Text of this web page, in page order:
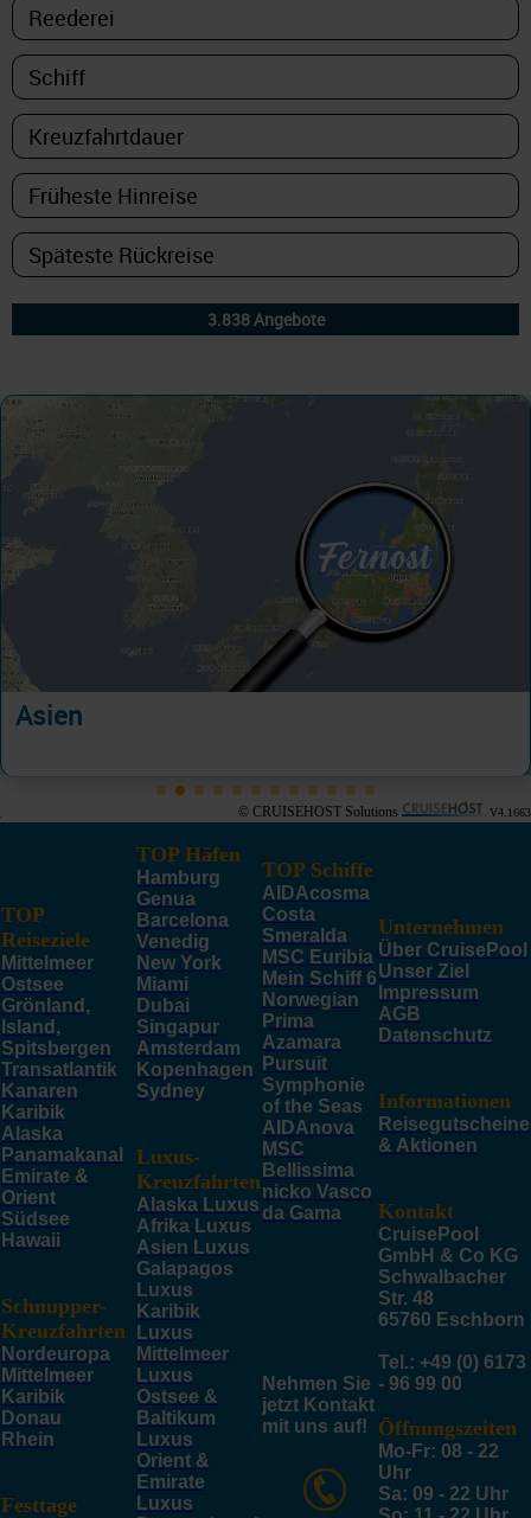
Asien
© CRUISEHOST Solutions V4.1663
TOP
Reiseziele
Mittelmeer
Ostsee
Grönland,
Island,
Spitsbergen
Transatlantik
Kanaren
Karibik
Alaska
Panamakanal
Emirate &
Orient
Südsee
Hawaii
Schnupper-
Kreuzfahrten
Nordeuropa
Mittelmeer
Karibik
Donau
Rhein
Festtage
TOP Häfen
Hamburg
Genua
Barcelona
Venedig
New York
Miami
Dubai
Singapur
Amsterdam
Kopenhagen
Sydney
Luxus-
Kreuzfahrten
Alaska Luxus
Afrika Luxus
Asien Luxus
Galapagos
Luxus
Karibik
Luxus
Mittelmeer
Luxus
Ostsee &
Baltikum
Luxus
Orient &
Emirate
Luxus
TOP Schiffe
AIDAcosma
Costa
Smeralda
MSC Euribia
Mein Schiff 6
Norwegian
Prima
Azamara
Pursuit
Symphonie
of the Seas
AIDAnova
MSC
Bellissima
nicko Vasco
da Gama
Nehmen Sie
jetzt Kontakt
mit uns auf!
Unternehmen
Über CruisePool
Unser Ziel
Impressum
AGB
Datenschutz
Informationen
Reisegutscheine
& Aktionen
Kontakt
CruisePool
GmbH & Co KG
Schwalbacher
Str. 48
65760 Eschborn
Tel.: +49 (0) 6173
- 96 99 00
Öffnungszeiten
Mo-Fr: 08 - 22
Uhr
Sa: 09 - 22 Uhr